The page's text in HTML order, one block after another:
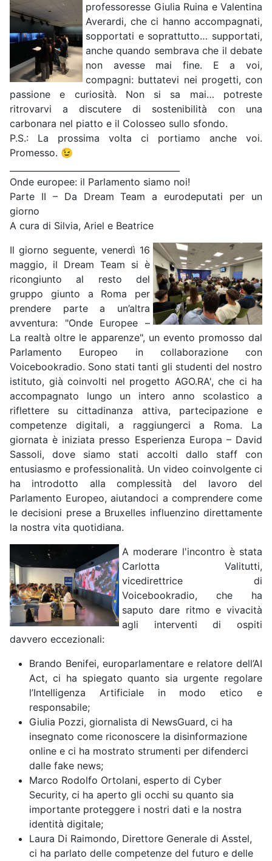
professoresse Giulia Ruina e Valentina
Averardi, che ci hanno accompagnati,
sopportati e soprattutto… supportati,
anche quando sembrava che il debate
non avesse mai fine. E a voi,
compagni: buttatevi nei progetti, con
passione e curiosità. Non si sa mai… potreste
ritrovarvi a discutere di sostenibilità con una
carbonara nel piatto e il Colosseo sullo sfondo.
P.S.: La prossima volta ci portiamo anche voi.
Promesso. 😉
Onde europee: il Parlamento siamo noi!
Parte II – Da Dream Team a eurodeputati per un
giorno
A cura di Silvia, Ariel e Beatrice
Il giorno seguente, venerdì 16
maggio, il Dream Team si è
ricongiunto al resto del
gruppo giunto a Roma per
prendere parte a un’altra
avventura: "Onde Europee –
La realtà oltre le apparenze", un evento promosso dal
Parlamento Europeo in collaborazione con
Voicebookradio. Sono stati tanti gli studenti del nostro
istituto, già coinvolti nel progetto AGO.RA', che ci ha
accompagnato lungo un intero anno scolastico a
riflettere su cittadinanza attiva, partecipazione e
competenze digitali, a raggiungerci a Roma. La
giornata è iniziata presso Esperienza Europa – David
Sassoli, dove siamo stati accolti dallo staff con
entusiasmo e professionalità. Un video coinvolgente ci
ha introdotto alla complessità del lavoro del
Parlamento Europeo, aiutandoci a comprendere come
le decisioni prese a Bruxelles influenzino direttamente
la nostra vita quotidiana.
A moderare l'incontro è stata
Carlotta Valitutti,
vicedirettrice di
Voicebookradio, che ha
saputo dare ritmo e vivacità
agli interventi di ospiti
davvero eccezionali:
Brando Benifei, europarlamentare e relatore dell’AI
Act, ci ha spiegato quanto sia urgente regolare
l’Intelligenza Artificiale in modo etico e
responsabile;
Giulia Pozzi, giornalista di NewsGuard, ci ha
insegnato come riconoscere la disinformazione
online e ci ha mostrato strumenti per difenderci
dalle fake news;
Marco Rodolfo Ortolani, esperto di Cyber
Security, ci ha aperto gli occhi su quanto sia
importante proteggere i nostri dati e la nostra
identità digitale;
Laura Di Raimondo, Direttore Generale di Asstel,
ci ha parlato delle competenze del futuro e delle